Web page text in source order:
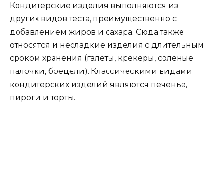
Кондитерские изделия выполняются из
других видов теста, преимущественно с
добавлением жиров и сахара. Сюда также
относятся и несладкие изделия с длительным
сроком хранения (галеты, крекеры, солёные
палочки, брецели). Классическими видами
кондитерских изделий являются печенье,
пироги и торты.